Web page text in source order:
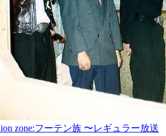
zone:フーテン族 〜レギュラー放送